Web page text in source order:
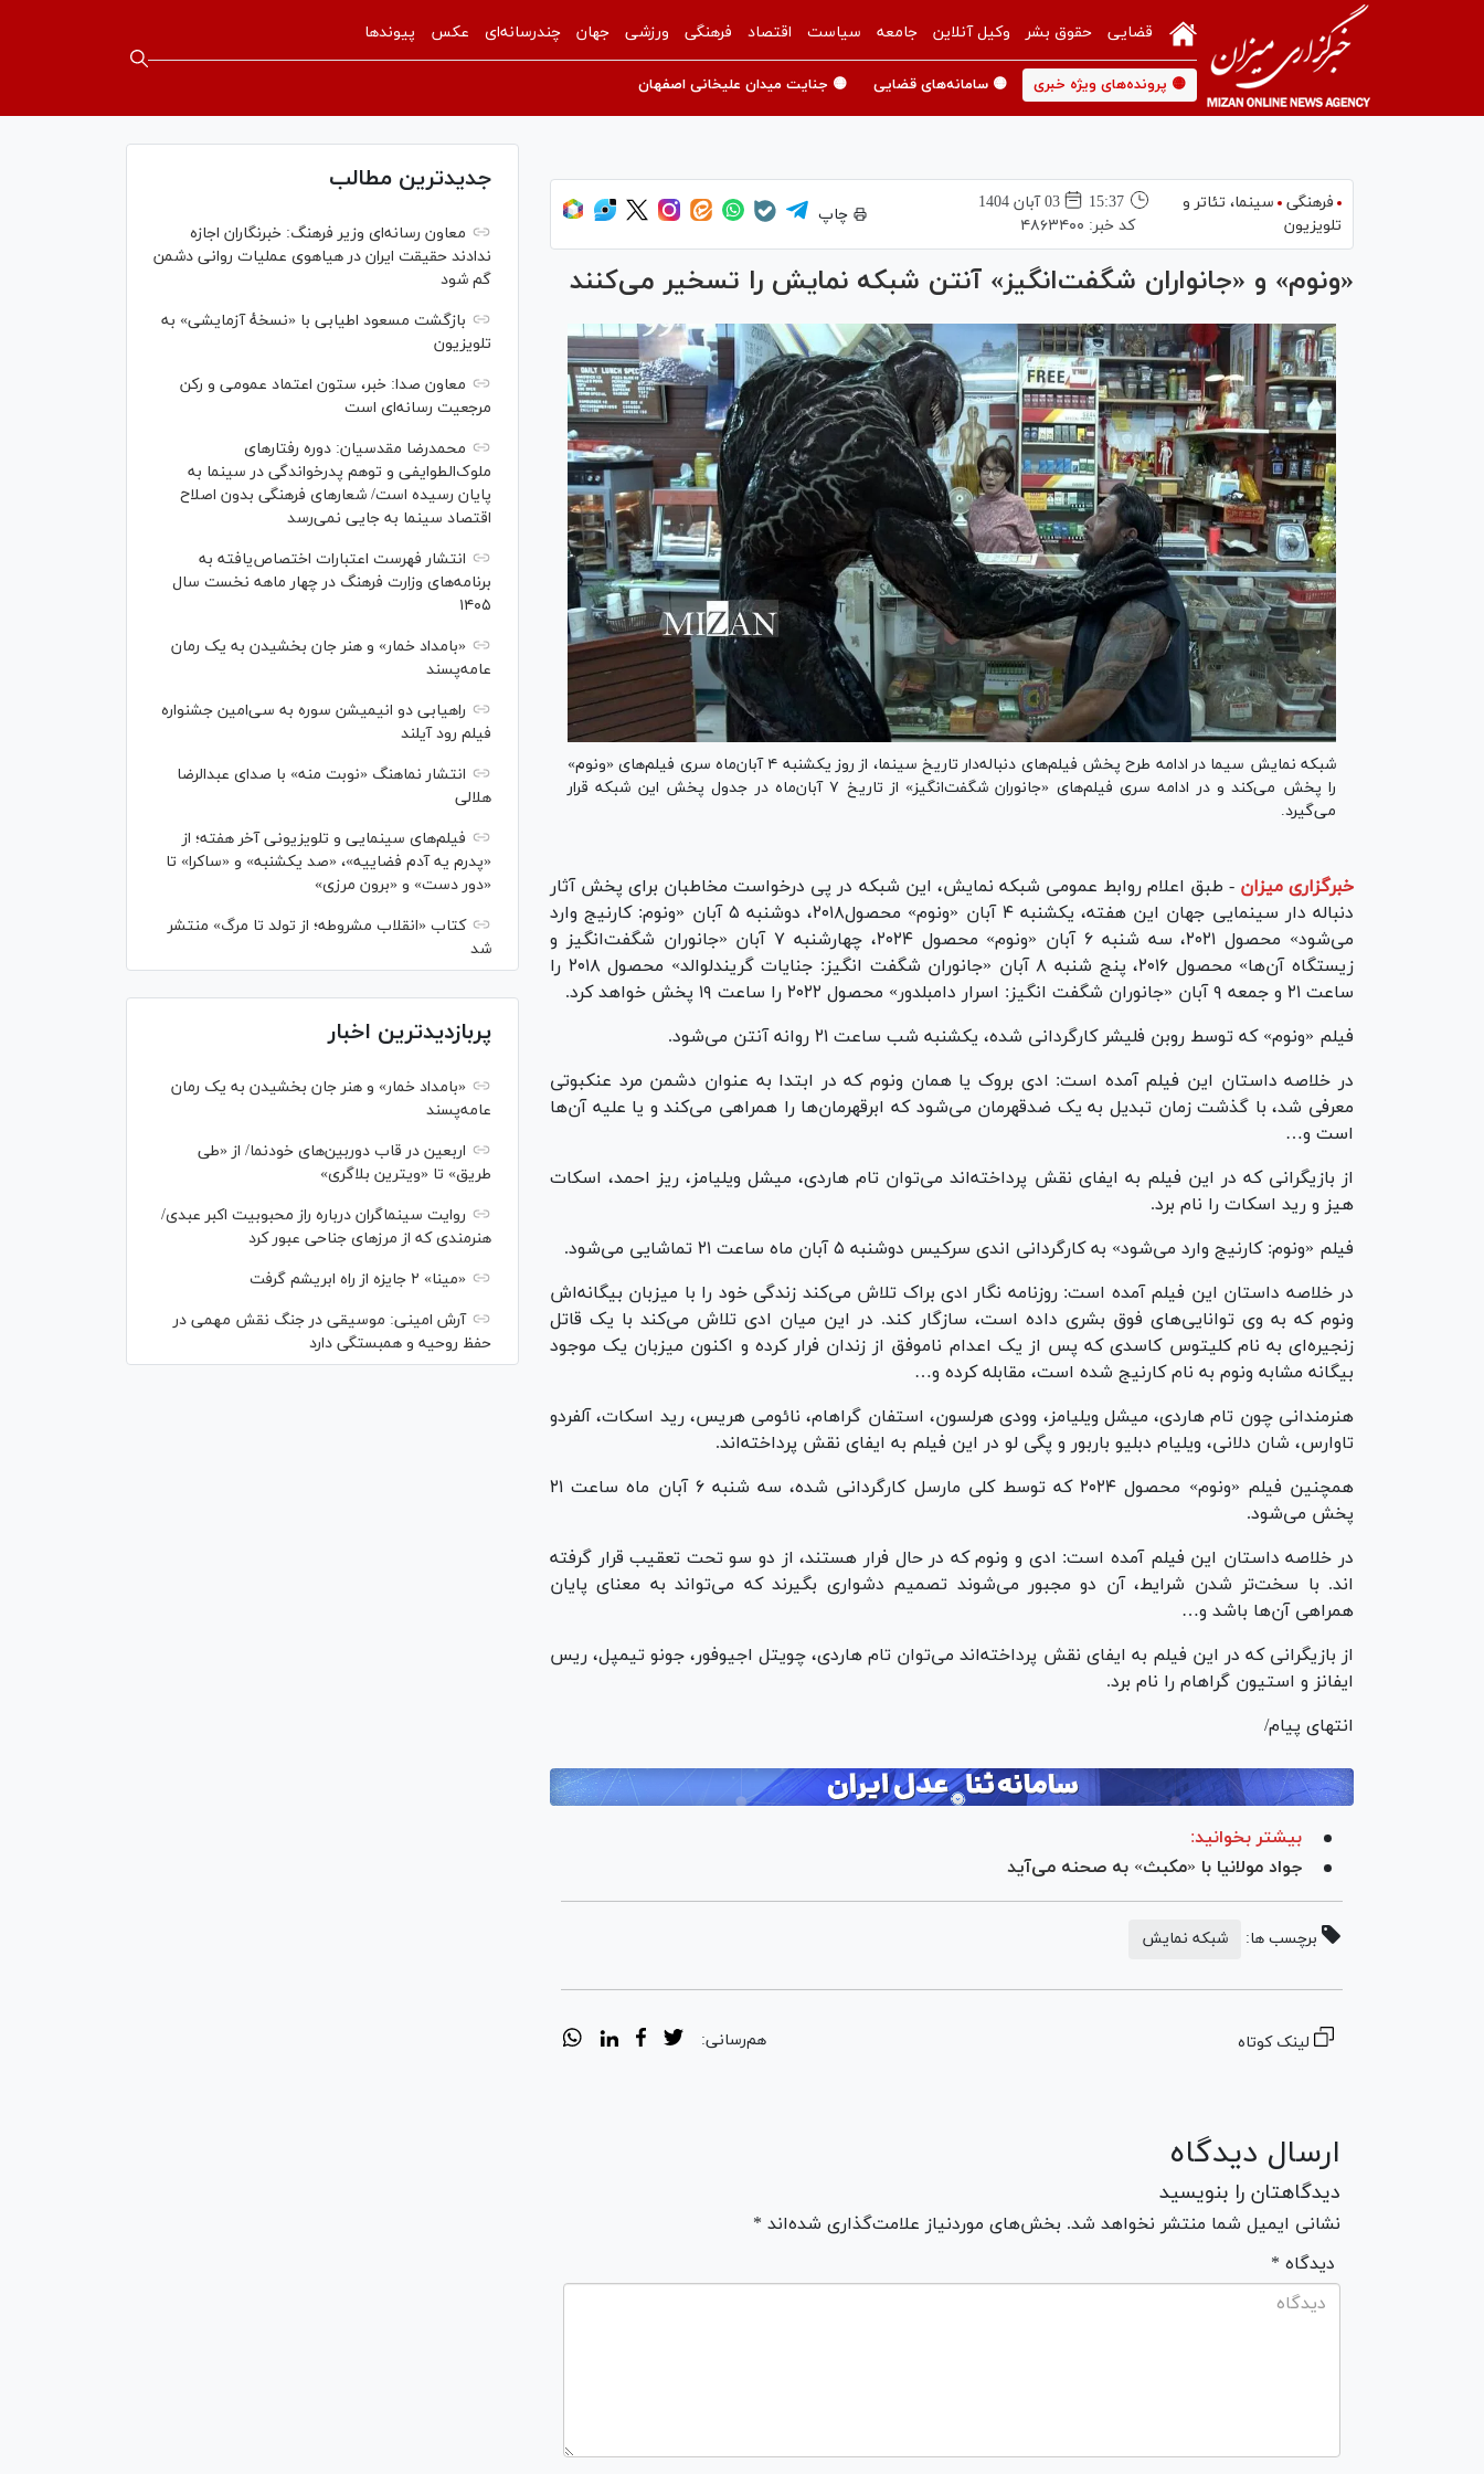
قضایی حقوق بشر وکیل آنلاین جامعه سیاست اقتصاد فرهنگی ورزشی جهان چندرسانه‌ای عکس پیوندها
🟡 پرونده‌های ویژه خبری 🟡 سامانه‌های قضایی 🟡 جنایت میدان علیخانی اصفهان
فرهنگی
سینما،‌ تئاتر و
تلویزیون
15:37
03 آبان 1404
کد خبر: ۴۸۶۳۴۰۰
چاپ
«ونوم» و «جانواران شگفت‌انگیز» آنتن شبکه نمایش را تسخیر می‌کنند
شبکه نمایش سیما در ادامه طرح پخش فیلم‌های دنباله‌دار تاریخ سینما، از روز یکشنبه ۴ آبان‌ماه سری فیلم‌های «ونوم»
را پخش می‌کند و در ادامه سری فیلم‌های «جانوران شگفت‌انگیز» از تاریخ ۷ آبان‌ماه در جدول پخش این شبکه قرار
می‌گیرد.
خبرگزاری میزان - طبق اعلام روابط عمومی شبکه نمایش، این شبکه در پی درخواست مخاطبان برای پخش آثار
دنباله دار سینمایی جهان این هفته، یکشنبه ۴ آبان «ونوم» محصول۲۰۱۸، دوشنبه ۵ آبان «ونوم: کارنیج وارد
می‌شود» محصول ۲۰۲۱، سه شنبه ۶ آبان «ونوم» محصول ۲۰۲۴، چهارشنبه ۷ آبان «جانوران شگفت‌انگیز و
زیستگاه آن‌ها» محصول ۲۰۱۶، پنج شنبه ۸ آبان «جانوران شگفت انگیز: جنایات گریندلوالد» محصول ۲۰۱۸ را
ساعت ۲۱ و جمعه ۹ آبان «جانوران شگفت انگیز: اسرار دامبلدور» محصول ۲۰۲۲ را ساعت ۱۹ پخش خواهد کرد.
فیلم «ونوم» که توسط روبن فلیشر کارگردانی شده، یکشنبه شب ساعت ۲۱ روانه آنتن می‌شود.
در خلاصه داستان این فیلم آمده است: ادی بروک یا همان ونوم که در ابتدا به عنوان دشمن مرد عنکبوتی
معرفی شد، با گذشت زمان تبدیل به یک ضدقهرمان می‌شود که ابرقهرمان‌ها را همراهی می‌کند و یا علیه آن‌ها
است و…
از بازیگرانی که در این فیلم به ایفای نقش پرداخته‌اند می‌توان تام هاردی، میشل ویلیامز، ریز احمد، اسکات
هیز و رید اسکات را نام برد.
فیلم «ونوم: کارنیج وارد می‌شود» به کارگردانی اندی سرکیس دوشنبه ۵ آبان ماه ساعت ۲۱ تماشایی می‌شود.
در خلاصه داستان این فیلم آمده است: روزنامه نگار ادی براک تلاش می‌کند زندگی خود را با میزبان بیگانه‌اش
ونوم که به وی توانایی‌های فوق بشری داده است، سازگار کند. در این میان ادی تلاش می‌کند با یک قاتل
زنجیره‌ای به نام کلیتوس کاسدی که پس از یک اعدام ناموفق از زندان فرار کرده و اکنون میزبان یک موجود
بیگانه مشابه ونوم به نام کارنیج شده است، مقابله کرده و…
هنرمندانی چون تام هاردی، میشل ویلیامز، وودی هرلسون، استفان گراهام، نائومی هریس، رید اسکات، آلفردو
تاوارس، شان دلانی، ویلیام دبلیو باربور و پگی لو در این فیلم به ایفای نقش پرداخته‌اند.
همچنین فیلم «ونوم» محصول ۲۰۲۴ که توسط کلی مارسل کارگردانی شده، سه شنبه ۶ آبان ماه ساعت ۲۱
پخش می‌شود.
در خلاصه داستان این فیلم آمده است: ادی و ونوم که در حال فرار هستند، از دو سو تحت تعقیب قرار گرفته
اند. با سخت‌تر شدن شرایط، آن دو مجبور می‌شوند تصمیم دشواری بگیرند که می‌تواند به معنای پایان
همراهی آن‌ها باشد و…
از بازیگرانی که در این فیلم به ایفای نقش پرداخته‌اند می‌توان تام هاردی، چویتل اجیوفور، جونو تیمپل، ریس
ایفانز و استیون گراهام را نام برد.
انتهای پیام/
بیشتر بخوانید:
جواد مولانیا با «مکبث» به صحنه می‌آید
برچسب ها: شبکه نمایش
لینک کوتاه هم‌رسانی:
ارسال دیدگاه
دیدگاهتان را بنویسید
نشانی ایمیل شما منتشر نخواهد شد. بخش‌های موردنیاز علامت‌گذاری شده‌اند *
* دیدگاه
جدیدترین مطالب
معاون رسانه‌ای وزیر فرهنگ: خبرنگاران اجازه
ندادند حقیقت ایران در هیاهوی عملیات روانی دشمن
گم شود
بازگشت مسعود اطیابی با «نسخهٔ آزمایشی» به
تلویزیون
معاون صدا: خبر، ستون اعتماد عمومی و رکن
مرجعیت رسانه‌ای است
محمدرضا مقدسیان: دوره رفتارهای
ملوک‌الطوایفی و توهم پدرخواندگی در سینما به
پایان رسیده است/ شعارهای فرهنگی بدون اصلاح
اقتصاد سینما به جایی نمی‌رسد
انتشار فهرست اعتبارات اختصاص‌یافته به
برنامه‌های وزارت فرهنگ در چهار ماهه نخست سال
۱۴۰۵
«بامداد خمار» و هنر جان بخشیدن به یک رمان
عامه‌پسند
راهیابی دو انیمیشن سوره به سی‌امین جشنواره
فیلم رود آیلند
انتشار نماهنگ «نوبت منه» با صدای عبدالرضا
هلالی
فیلم‌های سینمایی و تلویزیونی آخر هفته؛ از
«پدرم یه آدم فضاییه»، «صد یکشنبه» و «ساکرا» تا
«دور دست» و «برون مرزی»
کتاب «انقلاب مشروطه؛ از تولد تا مرگ» منتشر
شد
پربازدیدترین اخبار
«بامداد خمار» و هنر جان بخشیدن به یک رمان
عامه‌پسند
اربعین در قاب دوربین‌های خودنما/ از «طی
طریق» تا «ویترین بلاگری»
روایت سینماگران درباره راز محبوبیت اکبر عبدی/
هنرمندی که از مرزهای جناحی عبور کرد
«مینا» ۲ جایزه از راه ابریشم گرفت
آرش امینی: موسیقی در جنگ نقش مهمی در
حفظ روحیه و همبستگی دارد